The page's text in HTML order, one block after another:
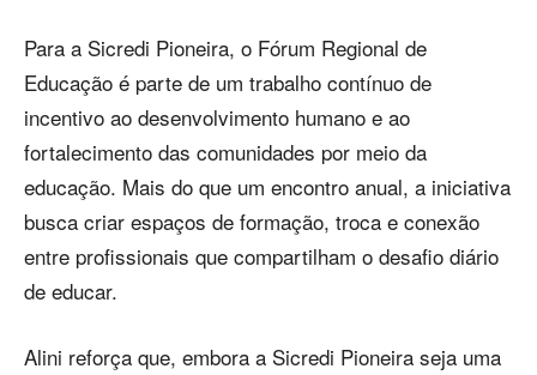
Para a Sicredi Pioneira, o Fórum Regional de
Educação é parte de um trabalho contínuo de
incentivo ao desenvolvimento humano e ao
fortalecimento das comunidades por meio da
educação. Mais do que um encontro anual, a iniciativa
busca criar espaços de formação, troca e conexão
entre profissionais que compartilham o desafio diário
de educar.
Alini reforça que, embora a Sicredi Pioneira seja uma